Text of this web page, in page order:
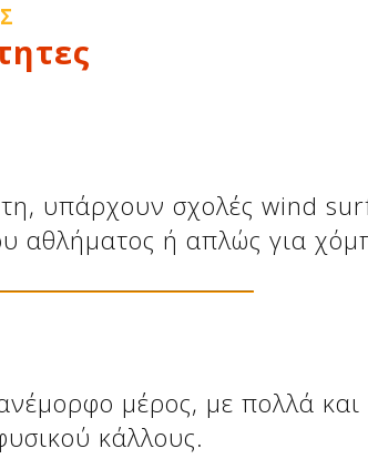
υπάρχουν σχολές wind
αθλήματος ή απλώς για
μέρος, με πολλά και
κάλλους.